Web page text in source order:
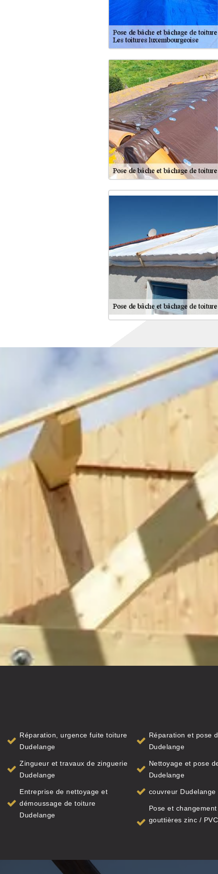
Réparation, urgence fuite toiture
Dudelange
Zingueur et travaux de zinguerie
Dudelange
Entreprise de nettoyage et
démoussage de toiture
Dudelange
Réparation et pose
Dudelange
Nettoyage et pose
Dudelange
couvreur Dudelange
Pose et
gouttières zinc /